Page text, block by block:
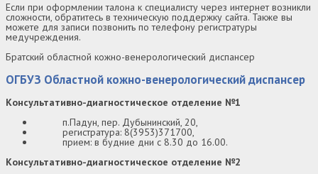
Если при оформлении талона к специалисту через интернет возникли
сложности, обратитесь в техническую поддержку сайта. Также вы
можете для записи позвонить по телефону регистратуры
медучреждения.
Братский областной кожно-венерологический диспансер
ОГБУЗ Областной кожно-венерологический диспансер
Консультативно-диагностическое отделение №1
п.Падун, пер. Дубынинский, 20,
регистратура: 8(3953)371700,
прием: в будние дни с 8.30 до 16.00.
Консультативно-диагностическое отделение №2